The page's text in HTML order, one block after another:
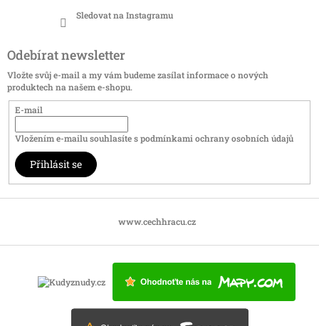
Sledovat na Instagramu
Odebírat newsletter
Vložte svůj e-mail a my vám budeme zasílat informace o nových
produktech na našem e-shopu.
E-mail
Vložením e-mailu souhlasíte spodmínkami ochrany osobních údajů
Přihlásit se
www.cechhracu.cz